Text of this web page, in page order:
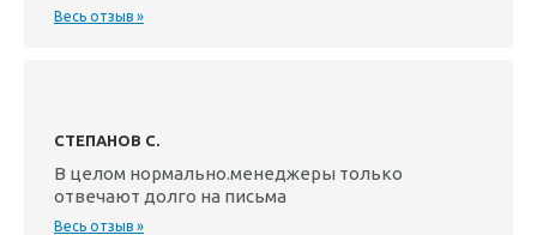
Весь отзыв »
СТЕПАНОВ С.
В целом нормально.менеджеры только
отвечают долго на письма
Весь отзыв »